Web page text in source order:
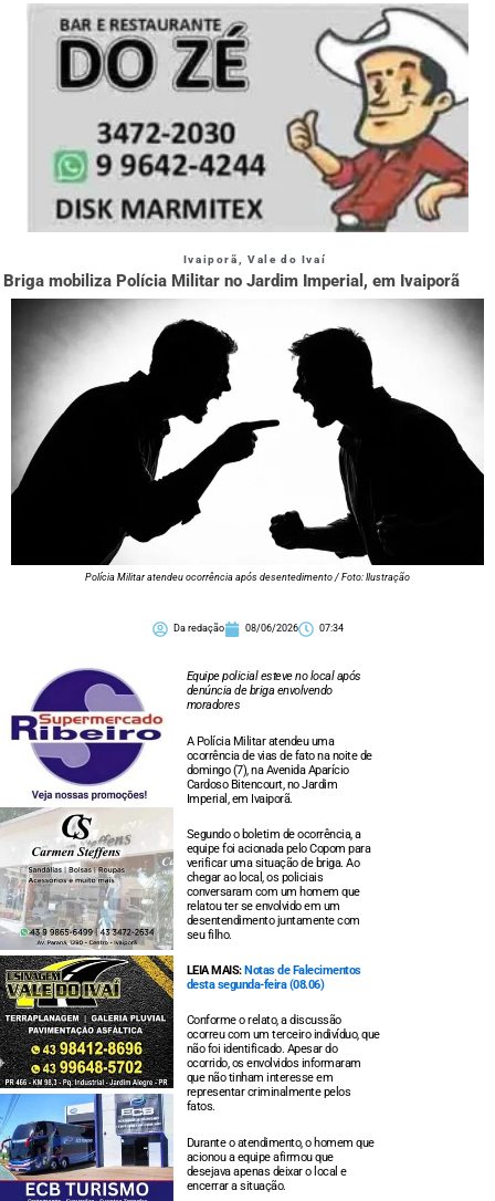
Ivaiporã Vale do Ivaí
Briga mobiliza Polícia Militar no Jardim Imperial, em Ivaiporã
Polícia Militar atendeu ocorrência após desentedimento / Foto: Ilustração
Da redação 08/06/2026 07:34
Equipe policial esteve no local após
denúncia de briga envolvendo
moradores
A Polícia Militar atendeu uma
ocorrência de vias de fato na noite de
domingo (7), na Avenida Aparício
Cardoso Bitencourt, no Jardim
Imperial, em Ivaiporã.
Segundo o boletim de ocorrência, a
equipe foi acionada pelo Copom para
verificar uma situação de briga. Ao
chegar ao local, os policiais
conversaram com um homem que
relatou ter se envolvido em um
desentendimento juntamente com
seu filho.
LEIA MAIS: Notas de Falecimentos
desta segunda-feira (08.06)
Conforme o relato, a discussão
ocorreu com um terceiro indivíduo, que
não foi identificado. Apesar do
ocorrido, os envolvidos informaram
que não tinham interesse em
representar criminalmente pelos
fatos.
Durante o atendimento, o homem que
acionou a equipe afirmou que
desejava apenas deixar o local e
encerrar a situação.